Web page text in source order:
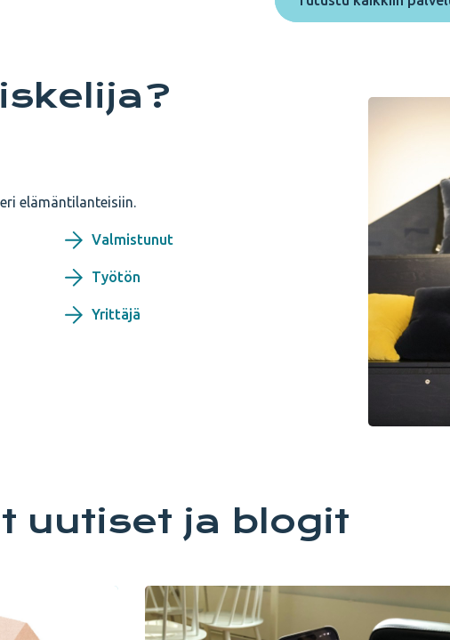
elämäntilanteisiin.
Valmistunut
Työtön
Yrittäjä
uutiset ja blogit